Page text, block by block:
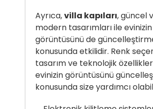
Ayrıca,villa kapıları, güncel
modern tasarımları ile evinizin
görüntüsünü de
konusunda etkilidir. Renk
tasarım ve teknolojik
evinizin görüntüsünü
konusunda size yardımcı